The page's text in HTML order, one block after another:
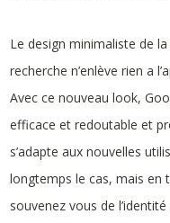
Le design minimaliste de
recherche n’enlève rien a
Avec ce nouveau look,
efficace et redoutable et
s’adapte aux nouvelles
longtemps le cas, mais en
souvenez vous de